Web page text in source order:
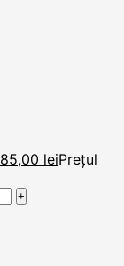
85,00 leiPrețul